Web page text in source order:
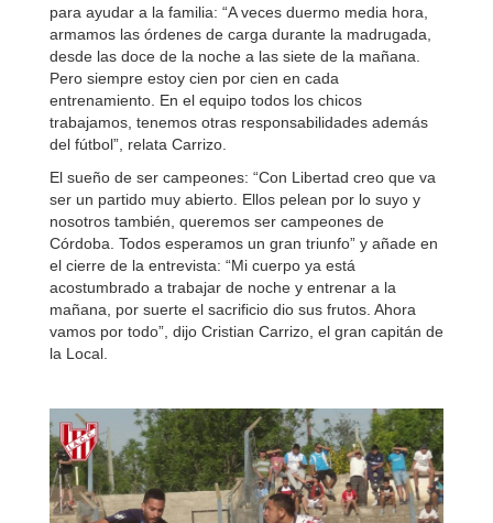
para ayudar a la familia: “A veces duermo media hora,
armamos las órdenes de carga durante la madrugada,
desde las doce de la noche a las siete de la mañana.
Pero siempre estoy cien por cien en cada
entrenamiento. En el equipo todos los chicos
trabajamos, tenemos otras responsabilidades además
del fútbol”, relata Carrizo.
El sueño de ser campeones: “Con Libertad creo que va
ser un partido muy abierto. Ellos pelean por lo suyo y
nosotros también, queremos ser campeones de
Córdoba. Todos esperamos un gran triunfo” y añade en
el cierre de la entrevista: “Mi cuerpo ya está
acostumbrado a trabajar de noche y entrenar a la
mañana, por suerte el sacrificio dio sus frutos. Ahora
vamos por todo”, dijo Cristian Carrizo, el gran capitán de
la Local.